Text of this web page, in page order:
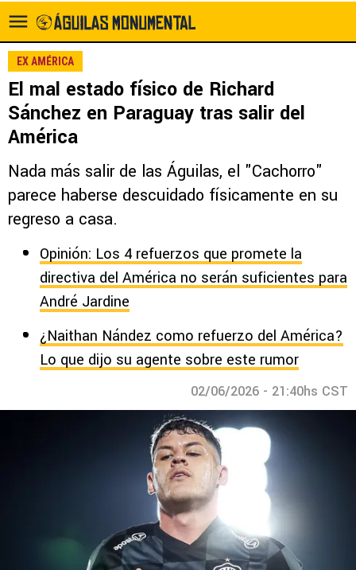
EX AMÉRICA
El mal estado físico de Richard
Sánchez en Paraguay tras salir del
América
Nada más salir de las Águilas, el "Cachorro"
parece haberse descuidado físicamente en su
regreso a casa.
Opinión: Los 4 refuerzos que promete la
directiva del América no serán suficientes para
André Jardine
¿Naithan Nández como refuerzo del América?
Lo que dijo su agente sobre este rumor
02/06/2026 - 21:40hs CST